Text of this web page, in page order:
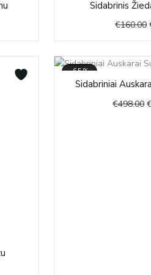
Sidabrinis
€160.00
-65%
Sidabriniai
€498.00